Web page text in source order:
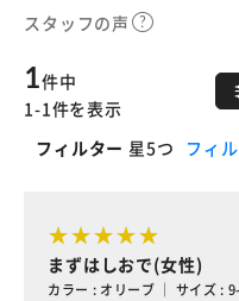
スタッフの声
1件中
1-1件を表示
フィルター 星5つ フィ
まずはしおで(女性)
カラー : オリーブ ｜ サイズ :